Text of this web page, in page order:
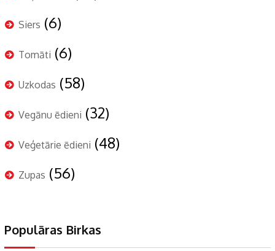
Siers (6)
Tomāti (6)
Uzkodas (58)
Vegānu ēdieni (32)
Veģetārie ēdieni (48)
Zupas (56)
Populāras Birkas